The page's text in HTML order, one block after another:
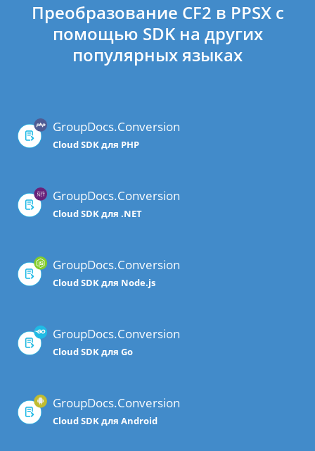
Преобразование CF2 в PPSX с
помощью SDK на других
популярных языках
GroupDocs.Conversion
Cloud SDK для PHP
GroupDocs.Conversion
Cloud SDK для .NET
GroupDocs.Conversion
Cloud SDK для Node.js
GroupDocs.Conversion
Cloud SDK для Go
GroupDocs.Conversion
Cloud SDK для Android